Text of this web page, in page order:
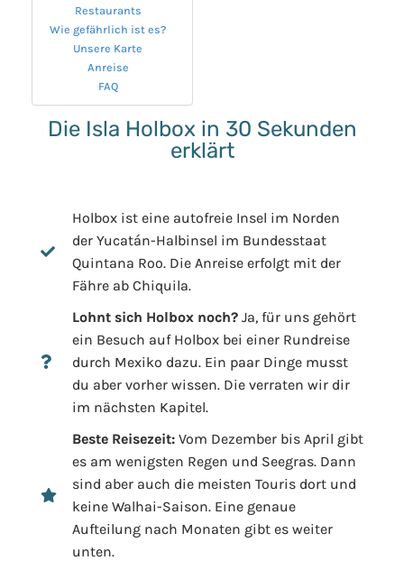
Restaurants
Wie gefährlich ist es?
Unsere Karte
Anreise
FAQ
Die Isla Holbox in 30 Sekunden
erklärt
Holbox ist eine autofreie Insel im Norden
der Yucatán-Halbinsel im Bundesstaat
Quintana Roo. Die Anreise erfolgt mit der
Fähre ab Chiquila.
Lohnt sich Holbox noch? Ja, für uns gehört
ein Besuch auf Holbox bei einer Rundreise
durch Mexiko dazu. Ein paar Dinge musst
du aber vorher wissen. Die verraten wir dir
im nächsten Kapitel.
Beste Reisezeit: Vom Dezember bis April gibt
es am wenigsten Regen und Seegras. Dann
sind aber auch die meisten Touris dort und
keine Walhai-Saison. Eine genaue
Aufteilung nach Monaten gibt es weiter
unten.